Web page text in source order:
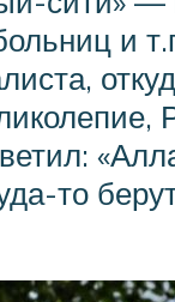
и
то